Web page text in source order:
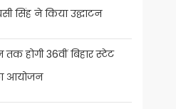
सिंह ने किया उद्घाटन
होगी 36वीं बिहार स्टेट
आयोजन